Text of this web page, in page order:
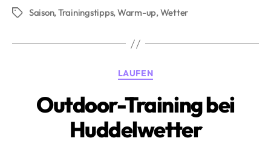
Temperaturen»
Schlagwörter
Saison,Trainingstipps,Warm-up,Wetter
Kategorien
LAUFEN
Outdoor-Training bei
Huddelwetter